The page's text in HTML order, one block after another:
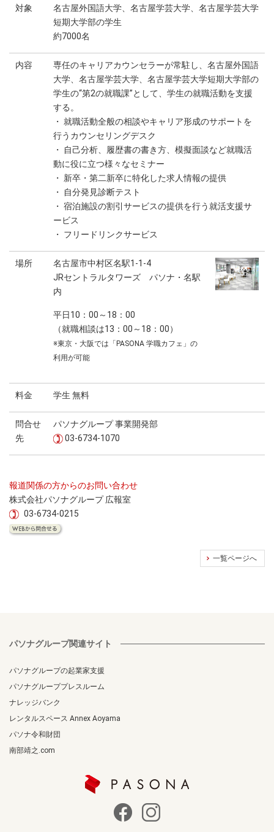
対象
名古屋外国語大学、名古屋学芸大学、名古屋学芸大学
短期大学部の学生
約7000名
内容
専任のキャリアカウンセラーが常駐し、名古屋外国語
大学、名古屋学芸大学、名古屋学芸大学短期大学部の
学生の“第2の就職課”として、学生の就職活動を支援
する。
・ 就職活動全般の相談やキャリア形成のサポートを
行うカウンセリングデスク
・ 自己分析、履歴書の書き方、模擬面談など就職活
動に役に立つ様々なセミナー
・ 新卒・第二新卒に特化した求人情報の提供
・ 自分発見診断テスト
・ 宿泊施設の割引サービスの提供を行う就活支援サ
ービス
・ フリードリンクサービス
場所
名古屋市中村区名駅1-1-4
JRセントラルタワーズ パソナ・名駅
内
平日10：00～18：00
（就職相談は13：00～18：00）
※東京・大阪では「PASONA 学職カフェ」の
利用が可能
料金 学生 無料
問合せ
先
パソナグループ 事業開発部
03-6734-1070
報道関係の方からのお問い合わせ
株式会社パソナグループ 広報室
03-6734-0215
一覧ページへ
パソナグループ関連サイト
パソナグループの起業家支援
パソナグループプレスルーム
ナレッジバンク
レンタルスペース Annex Aoyama
パソナ令和財団
南部靖之.com